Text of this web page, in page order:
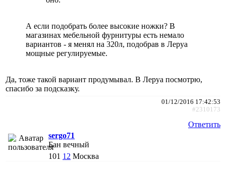
А если подобрать более высокие ножки? В
магазинах мебельной фурнитуры есть немало
вариантов - я менял на 320л, подобрав в Леруа
мощные регулируемые.
Да, тоже такой вариант продумывал. В Леруа посмотрю,
спасибо за подсказку.
01/12/2016 17:42:53
#2310173
Ответить
sergo71
Бан вечный
101 12 Москва